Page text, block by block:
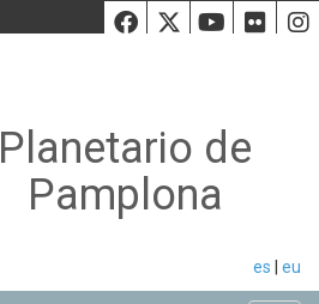
Facebook
Twiiter
Planetario de
Pamplona
es eu